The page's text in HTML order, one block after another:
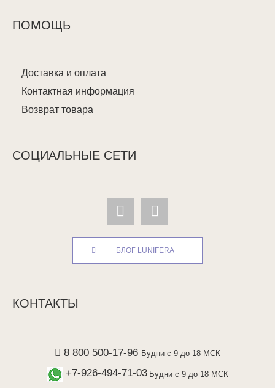
ПОМОЩЬ
Доставка и оплата
Контактная информация
Возврат товара
СОЦИАЛЬНЫЕ СЕТИ
БЛОГ LUNIFERA
КОНТАКТЫ
8 800 500-17-96 Будни с 9 до 18 МСК
+7-926-494-71-03 Будни с 9 до 18 МСК